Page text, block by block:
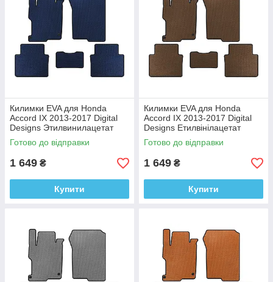
Килимки EVA для Honda
Accord IX 2013-2017 Digital
Designs Этилвинилацетат
Готово до відправки
1 649 ₴
Купити
Килимки EVA для Honda
Accord IX 2013-2017 Digital
Designs Етилвінілацетат
Готово до відправки
1 649 ₴
Купити